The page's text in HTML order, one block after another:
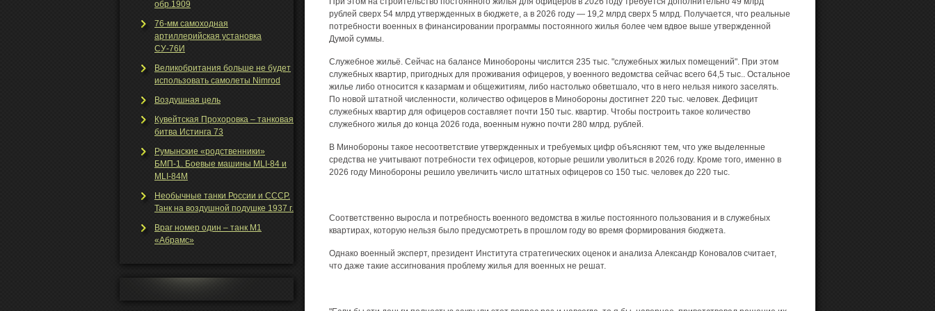
обр.1909
76-мм самоходная
артиллерийская установка
СУ-76И
Великобритания больше не будет
использовать самолеты Nimrod
Воздушная цель
Кувейтская Прохоровка – танковая
битва Истинга 73
Румынские «родственники»
БМП-1. Боевые машины MLI-84 и
MLI-84M
Необычные танки Росcии и СССР.
Танк на воздушной подушке 1937 г.
Враг номер один – танк М1
«Абрамс»
рублей сверх 54 млрд утвержденных в бюджете, а в 2026 году — 19,2 млрд сверх 5 млрд. Получается, что реальные
потребности военных в финансировании программы постоянного жилья более чем вдвое выше утвержденной
Думой суммы.
Служебное жильё. Сейчас на балансе Минобороны числится 235 тыс. "служебных жилых помещений". При этом
служебных квартир, пригодных для проживания офицеров, у военного ведомства сейчас всего 64,5 тыс.. Остальное
жилье либо относится к казармам и общежитиям, либо настолько обветшало, что в него нельзя никого заселять.
По новой штатной численности, количество офицеров в Минобороны достигнет 220 тыс. человек. Дефицит
служебных квартир для офицеров составляет почти 150 тыс. квартир. Чтобы построить такое количество
служебного жилья до конца 2026 года, военным нужно почти 280 млрд. рублей.
В Минобороны такое несоответствие утвержденных и требуемых цифр объясняют тем, что уже выделенные
средства не учитывают потребности тех офицеров, которые решили уволиться в 2026 году. Кроме того, именно в
2026 году Минобороны решило увеличить число штатных офицеров со 150 тыс. человек до 220 тыс.
Соответственно выросла и потребность военного ведомства в жилье постоянного пользования и в служебных
квартирах, которую нельзя было предусмотреть в прошлом году во время формирования бюджета.
Однако военный эксперт, президент Института стратегических оценок и анализа Александр Коновалов считает,
что даже такие ассигнования проблему жилья для военных не решат.